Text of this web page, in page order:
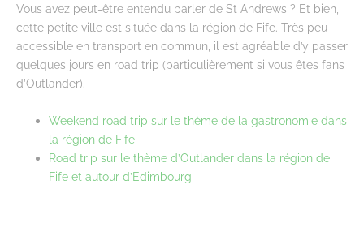
Vous avez peut-être entendu parler de St Andrews ? Et bien,
cette petite ville est située dans la région de Fife. Très peu
accessible en transport en commun, il est agréable d’y passer
quelques jours en road trip (particulièrement si vous êtes fans
d’Outlander).
Weekend road trip sur le thème de la gastronomie dans
la région de Fife
Road trip sur le thème d’Outlander dans la région de
Fife et autour d’Edimbourg